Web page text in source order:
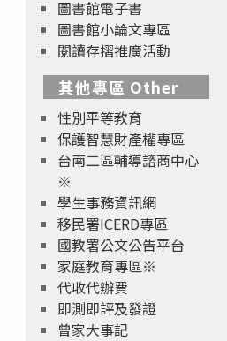
圖書館電子書
圖書館小論文專區
閱讀存摺推廣活動
其他專區 Other
性別平等教育
保護智慧財產權專區
台南二區輔導諮商中心
※
學生事務資訊網
移民署ICERD專區
國教署公文公告平台
家庭教育專區※
代收代辦費
即測即評及發證
曾家大事記